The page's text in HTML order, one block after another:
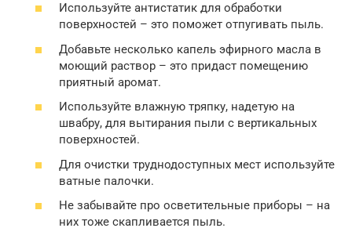
Используйте антистатик для обработки
поверхностей – это поможет отпугивать пыль.
Добавьте несколько капель эфирного масла в
моющий раствор – это придаст помещению
приятный аромат.
Используйте влажную тряпку, надетую на
швабру, для вытирания пыли с вертикальных
поверхностей.
Для очистки труднодоступных мест используйте
ватные палочки.
Не забывайте про осветительные приборы – на
них тоже скапливается пыль.